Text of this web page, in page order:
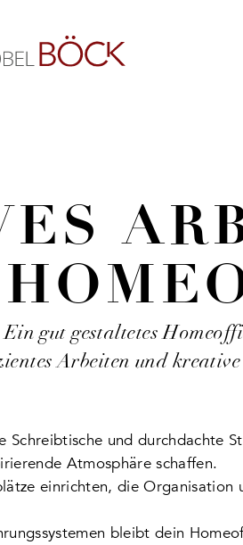
gut gestaltetes
Arbeiten und
und durchdachte
Atmosphäre schaffen.
einrichten, die
bleibt dein